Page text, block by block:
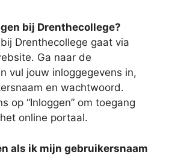
bij Drenthecollege?
Drenthecollege gaat via
Ga naar de
vul jouw inloggegevens in,
en wachtwoord.
op “Inloggen” om toegang
online portaal.
als ik mijn gebruikersnaam